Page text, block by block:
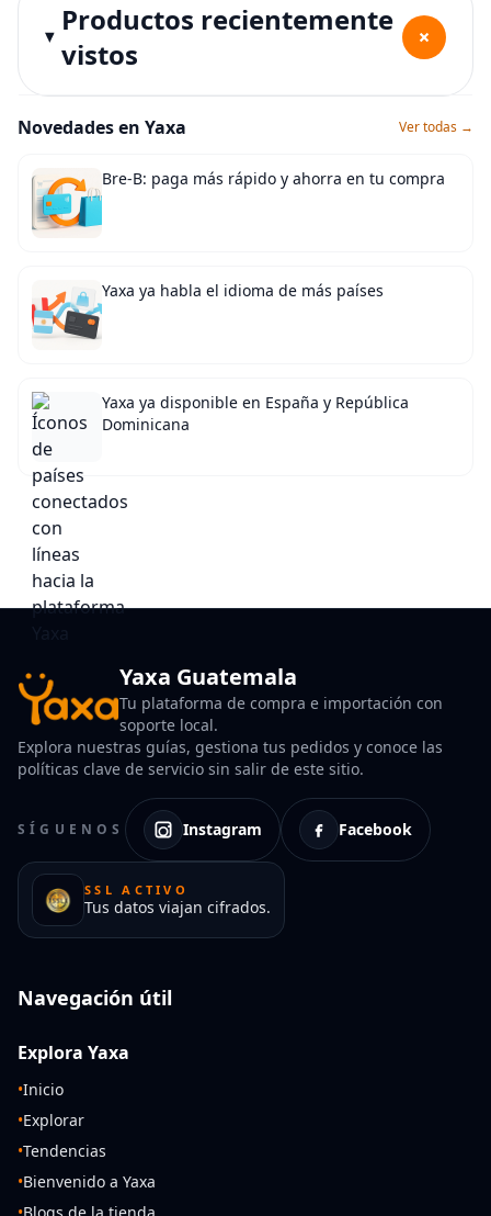
Productos recientemente
vistos
+
Novedades en Yaxa Ver todas →
Bre-B: paga más rápido y ahorra en tu compra
Yaxa ya habla el idioma de más países
Yaxa ya disponible en España y República
Dominicana
Yaxa Guatemala
Tu plataforma de compra e importación con
soporte local.
Explora nuestras guías, gestiona tus pedidos y conoce las
políticas clave de servicio sin salir de este sitio.
SÍGUENOS Instagram Facebook
SSL ACTIVO
Tus datos viajan cifrados.
Navegación útil
Explora Yaxa
•Inicio
•Explorar
•Tendencias
•Bienvenido a Yaxa